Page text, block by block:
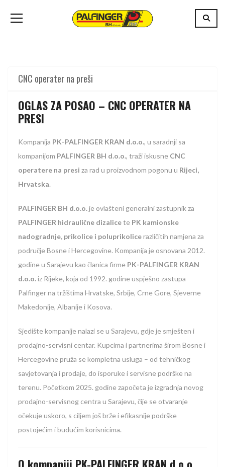
CNC operater na preši
OGLAS ZA POSAO – CNC OPERATER NA
PRESI
Kompanija PK-PALFINGER KRAN d.o.o., u saradnji sa
kompanijom PALFINGER BH d.o.o., traži iskusne CNC
operatere na presi za rad u proizvodnom pogonu u Rijeci,
Hrvatska.
PALFINGER BH d.o.o.je ovlašteni generalni zastupnik za
PALFINGER hidraulične dizalicete PK kamionske
nadogradnje, prikolice i poluprikolicerazličitih namjena za
područje Bosne i Hercegovine. Kompanija je osnovana 2012.
godine u Sarajevu kao članica firme PK-PALFINGER KRAN
d.o.o.iz Rijeke, koja od 1992. godine uspješno zastupa
Palfinger na tržištima Hrvatske, Srbije, Crne Gore, Sjeverne
Makedonije, Albanije i Kosova.
Sjedište kompanije nalazi se u Sarajevu, gdje je smješten i
prodajno-servisni centar. Kupcima i partnerima širom Bosne i
Hercegovine pruža se kompletna usluga – od tehničkog
savjetovanja i prodaje, do isporuke i servisne podrške na
terenu. Početkom 2025. godine započeta je izgradnja novog
prodajno-servisnog centra u Sarajevu, čije se otvaranje
očekuje uskoro, s ciljem još brže i efikasnije podrške
postojećim i budućim korisnicima.